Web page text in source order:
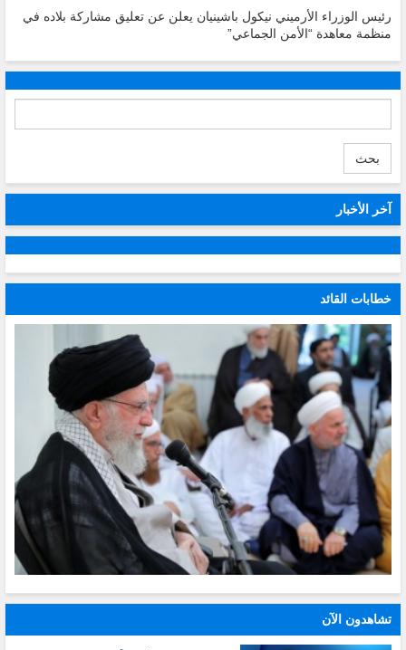
رئيس الوزراء الأرميني نيكول باشينيان يعلن عن تعليق مشاركة بلاده في
منظمة معاهدة “الأمن الجماعي”
بحث
آخر الأخبار
خطابات القائد
تشاهدون الآن